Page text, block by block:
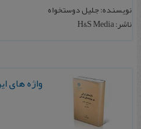
نویسنده: جلیل دوستخواه
ناشر: H&S Media
واژه های